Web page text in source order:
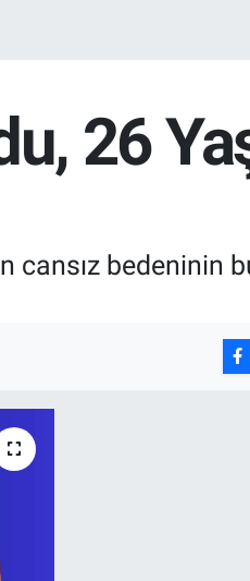
26
cansız bedeninin